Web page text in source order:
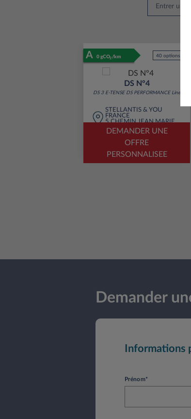
A 0 gCO2/km 40 options
DS N°4
DS 3 E-TENSE DS PERFORMANCE Line
STELLANTIS & YOU
FRANCE
5 CHEMIN JEAN MARIE
VIANNEY ECULLY 69130
DEMANDER UNE
OFFRE
PERSONNALISEE
Demander
Informations
Prénom*